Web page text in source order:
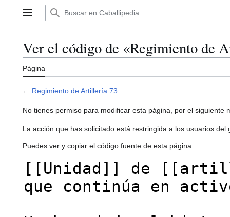
Menú principal
Ver el código de «Regimiento de
Página
← Regimiento de Artillería 73
No tienes permiso para modificar esta página, por el siguiente
La acción que has solicitado está restringida a los usuarios del
Puedes ver y copiar el código fuente de esta página.